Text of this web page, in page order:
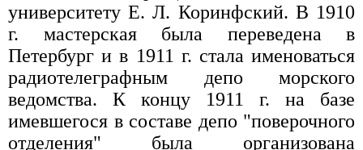
университету Е. Л. Коринфский. В 1910
г. мастерская была переведена в
Петербург и в 1911 г. стала именоваться
радиотелеграфным депо морского
ведомства. К концу 1911 г. на базе
имевшегося в составе депо "поверочного
отделения" была организована